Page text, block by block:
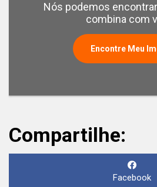
Nós podemos
combina com
Encontre Meu
Compartilhe:
Facebook